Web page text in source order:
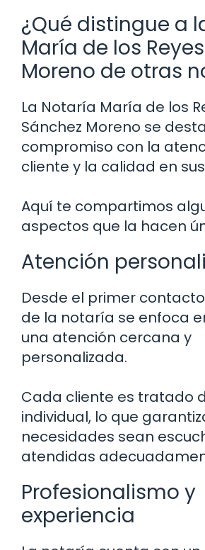
¿Qué distingue a
María de los
Moreno de otras
La Notaría María de los
Sánchez Moreno se
compromiso con la
cliente y la calidad en
Aquí te compartimos
aspectos que la hacen
Atención
Desde el primer
de la notaría se enfoca
una atención cercana y
personalizada.
Cada cliente es tratado
individual, lo que
necesidades sean
atendidas
Profesionalismo y
experiencia